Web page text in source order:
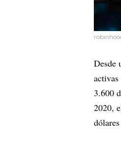
Desde
3.600
2020,